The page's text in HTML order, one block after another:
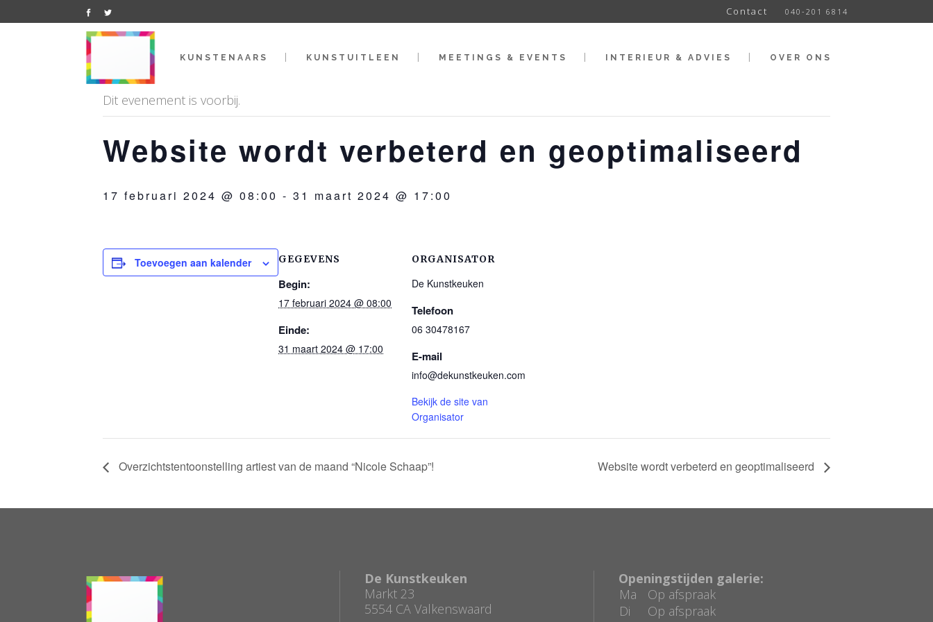
Contact 040-201 6814
KUNSTENAARS KUNSTUITLEEN MEETINGS & EVENTS INTERIEUR & ADVIES OVER ONS
« Alle Evenementen
Dit evenement is voorbij.
Website wordt verbeterd en geoptimaliseerd
17 februari 2024 @ 08:00 - 31 maart 2024 @ 17:00
Toevoegen aan kalender GEGEVENS
Begin:
17 februari 2024 @ 08:00
Einde:
31 maart 2024 @ 17:00
ORGANISATOR
De Kunstkeuken
Telefoon
06 30478167
E-mail
info@dekunstkeuken.com
Bekijk de site van
Organisator
Overzichtstentoonstelling artiest van de maand “Nicole Schaap”! Website wordt verbeterd en geoptimaliseerd
De Kunstkeuken
Markt 23
5554 CA Valkenswaard
Openingstijden galerie:
Ma
Op afspraak
Di
Op afspraak